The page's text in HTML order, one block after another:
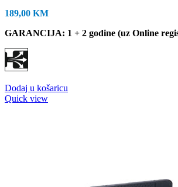
189,00 KM
GARANCIJA: 1 + 2 godine (uz Online
Dodaj u košaricu
Quick view